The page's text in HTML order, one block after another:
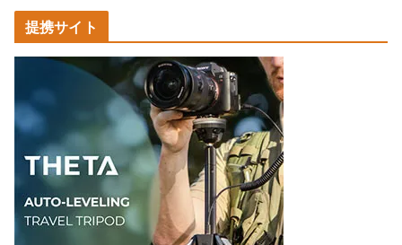
カ
テ
ゴ
ー
提携サイト